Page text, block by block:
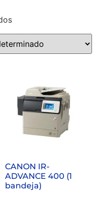
CANON IR-
ADVANCE 400 (1
bandeja)